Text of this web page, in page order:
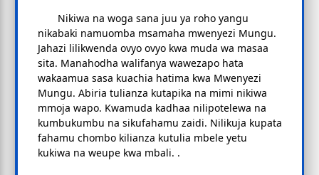
Nikiwa na woga sana juu ya roho yangu
nikabaki namuomba msamaha mwenyezi Mungu.
Jahazi lilikwenda ovyo ovyo kwa muda wa masaa
sita. Manahodha walifanya wawezapo hata
wakaamua sasa kuachia hatima kwa Mwenyezi
Mungu. Abiria tulianza kutapika na mimi nikiwa
mmoja wapo. Kwamuda kadhaa nilipotelewa na
kumbukumbu na sikufahamu zaidi. Nilikuja kupata
fahamu chombo kilianza kutulia mbele yetu
kukiwa na weupe kwa mbali. .